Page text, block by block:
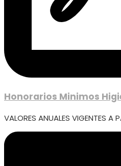
Honorarios Minimos
VALORES ANUALES VIGENTES A